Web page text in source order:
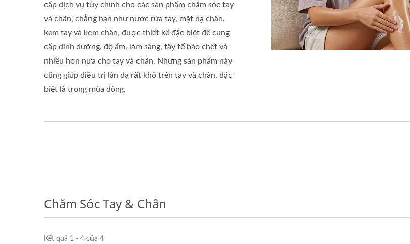
cấp dịch vụ tùy chỉnh cho các sản phẩm chăm sóc tay
và chân, chẳng hạn như nước rửa tay, mặt nạ chân,
kem tay và kem chân, được thiết kế đặc biệt để cung
cấp dinh dưỡng, độ ẩm, làm sáng, tẩy tế bào chết và
nhiều hơn nữa cho tay và chân. Những sản phẩm này
cũng giúp điều trị làn da rất khô trên tay và chân, đặc
biệt là trong mùa đông.
Chăm Sóc Tay & Chân
Kết quả 1 - 4 của 4